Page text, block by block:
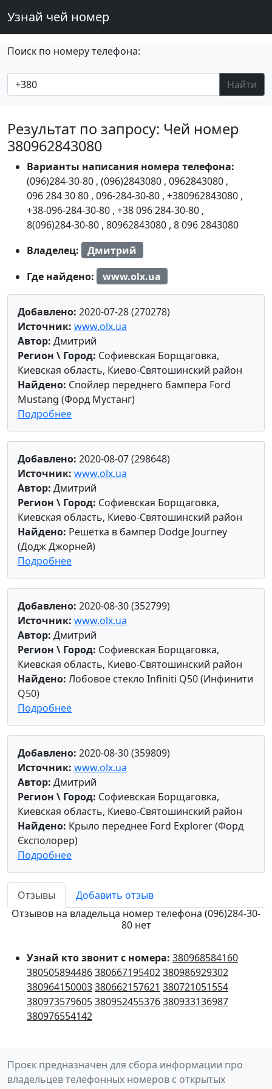
Узнай чей номер
Поиск по номеру телефона:
Найти
Результат по запросу: Чей номер
380962843080
Варианты написания номера телефона:
(096)284-30-80 , (096)2843080 , 0962843080 ,
096 284 30 80 , 096-284-30-80 , +380962843080 ,
+38-096-284-30-80 , +38 096 284-30-80 ,
8(096)284-30-80 , 80962843080 , 8 096 2843080
Владелец:
Дмитрий
Где найдено:
www.olx.ua
Добавлено: 2020-07-28 (270278)
Источник: www.olx.ua
Автор: Дмитрий
Регион \ Город: Софиевская Борщаговка,
Киевская область, Киево-Святошинский район
Найдено: Спойлер переднего бампера Ford
Mustang (Форд Мустанг)
Подробнее
Добавлено: 2020-08-07 (298648)
Источник: www.olx.ua
Автор: Дмитрий
Регион \ Город: Софиевская Борщаговка,
Киевская область, Киево-Святошинский район
Найдено: Решетка в бампер Dodge Journey
(Додж Джорней)
Подробнее
Добавлено: 2020-08-30 (352799)
Источник: www.olx.ua
Автор: Дмитрий
Регион \ Город: Софиевская Борщаговка,
Киевская область, Киево-Святошинский район
Найдено: Лобовое стекло Infiniti Q50 (Инфинити
Q50)
Подробнее
Добавлено: 2020-08-30 (359809)
Источник: www.olx.ua
Автор: Дмитрий
Регион \ Город: Софиевская Борщаговка,
Киевская область, Киево-Святошинский район
Найдено: Крыло переднее Ford Explorer (Форд
Єксполорер)
Подробнее
Отзывы
Добавить отзыв
Отзывов на владельца номер телефона (096)284-30-
80 нет
Узнай кто звонит с номера: 380968584160
380505894486380667195402380986929302
380964150003380662157621 380721051554
380973579605380952455376380933136987
380976554142
Проєк предназначен для сбора информации про
владельцев телефонных номеров с открытых